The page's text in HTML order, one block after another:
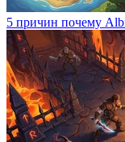
5 причин почему